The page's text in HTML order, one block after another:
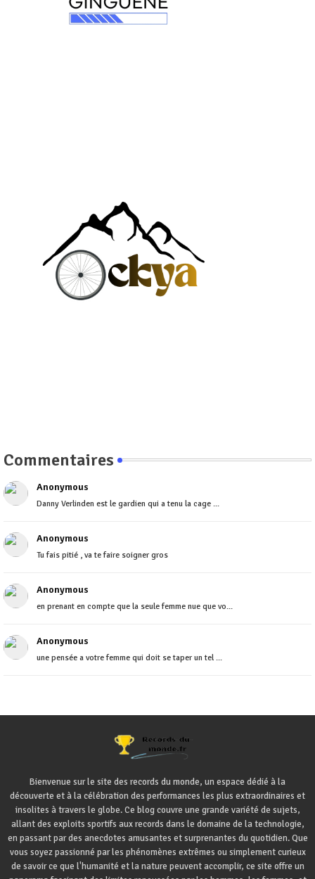
Commentaires
Anonymous
Danny Verlinden est le gardien qui a tenu la cage ...
Anonymous
Tu fais pitié , va te faire soigner gros
Anonymous
en prenant en compte que la seule femme nue que vo...
Anonymous
une pensée a votre femme qui doit se taper un tel ...
Bienvenue sur le site des records du monde, un espace dédié à la
découverte et à la célébration des performances les plus extraordinaires et
insolites à travers le globe. Ce blog couvre une grande variété de sujets,
allant des exploits sportifs aux records dans le domaine de la technologie,
en passant par des anecdotes amusantes et surprenantes du quotidien. Que
vous soyez passionné par les phénomènes extrêmes ou simplement curieux
de savoir ce que l'humanité et la nature peuvent accomplir, ce site offre un